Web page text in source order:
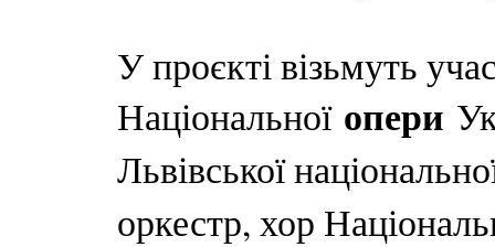
У проєкті візьмуть
Національної опери
Львівської
оркестр, хор